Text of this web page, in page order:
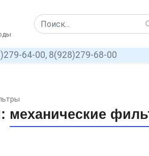
64-00, 8(928)279-68-00
механические